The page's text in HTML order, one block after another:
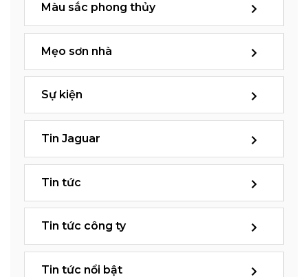
Màu sắc phong thủy
Mẹo sơn nhà
Sự kiện
Tin Jaguar
Tin tức
Tin tức công ty
Tin tức nổi bật